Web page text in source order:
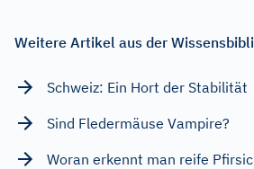
Weitere Artikel aus der
Schweiz: Ein Hort der Stabilität
Sind Fledermäuse Vampire?
Woran erkennt man reife